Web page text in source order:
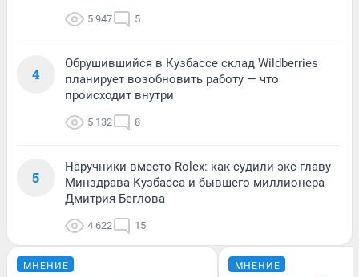
5 947 5
4
Обрушившийся в Кузбассе склад Wildberries
планирует возобновить работу — что
происходит внутри
5 132 8
5
Наручники вместо Rolex: как судили экс-главу
Минздрава Кузбасса и бывшего миллионера
Дмитрия Беглова
4 622 15
МНЕНИЕ МНЕНИЕ